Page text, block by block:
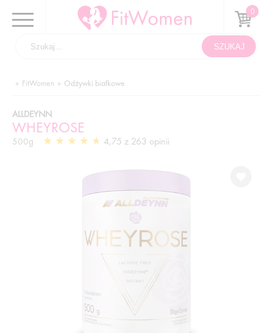
FitWomen Odżywki białkowe
WHEYROSE
ALLDEYNN
500g 4,75 z 263 opinii